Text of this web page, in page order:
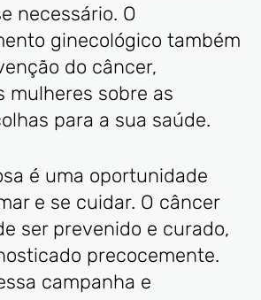
necessário. O
ginecológico também
do câncer,
mulheres sobre as
para a sua saúde.
é uma oportunidade
e se cuidar. O câncer
ser prevenido e curado,
precocemente.
campanha e